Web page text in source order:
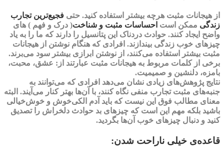
از هیجانات مثبت هرچه بیشتر استفاده کنید. حتی فجیع‌ترین تجارب
زندگی ممکن است احساسات مثبت و شناخت( درک و فهم ) های
واضح ایجاد کنند. حوادث دردناک این پتانسیل را دارند که ما را به یاد
چیزهای خوب زندگی بیندازند. افرادی که هنگام نوشتن از هیجانات
مثبت بیشتر
استفاده می‌کنند، از نوشتن ابرازی بیشتر سود می‌برند.
برخی از کلمات مربوط به هیجانات مثبت عبارتند از: عشق، محبت،
بامزه، دلنشین و صمیمیت.
نتایج پژوهش‌های زیادی نشان می‌دهد افرادی که می‌توانند به
جنبه‌های مثبت تجارب منفی نگاه کنند، با آن‌ها بهتر کنار می‌آیند. البته
معنای مطالب فوق این نیست که باید آدم الکی‌خوش و خوش‌خیالی
باشید بلکه مهم این است که چیزهای بد حوادث دلخراش را تصدیق
کنید و دنبال چیزهای خوب آن‌ها بگردید.
قاعده‌ی خیلی ناراحت شدن: